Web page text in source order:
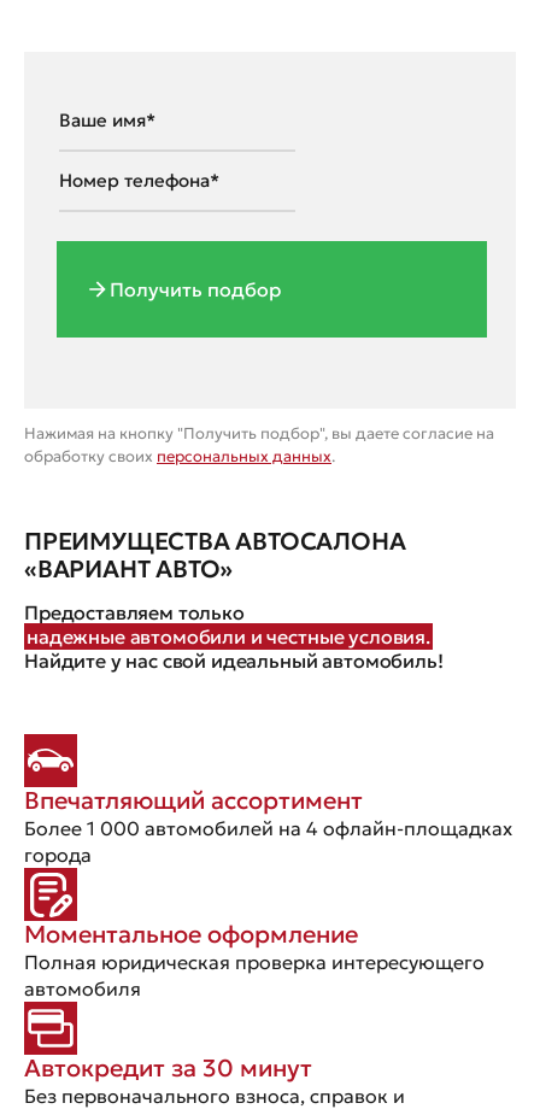
Получить подбор
Нажимая на кнопку "Получить подбор", вы даете согласие на
обработку своих персональных данных.
ПРЕИМУЩЕСТВА АВТОСАЛОНА
«ВАРИАНТ АВТО»
Предоставляем только
надежные автомобили и честные условия.
Найдите у нас свой идеальный автомобиль!
Впечатляющий ассортимент
Более 1 000 автомобилей на 4 офлайн-площадках
города
Моментальное оформление
Полная юридическая проверка интересующего
автомобиля
Автокредит за 30 минут
Без первоначального взноса, справок и